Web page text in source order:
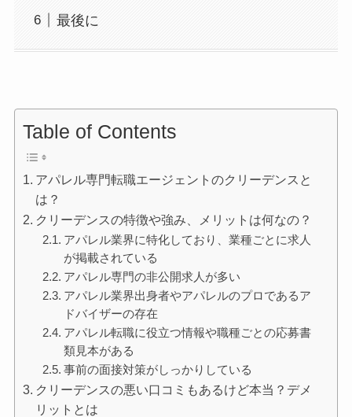
最後に
Table of Contents
アパレル専門転職エージェントのクリーデンスと
は？
クリーデンスの特徴や強み、メリットは何なの？
アパレル業界に特化しており、業種ごとに求人
が掲載されている
アパレル専門の非公開求人が多い
アパレル業界出身者やアパレルのプロであるア
ドバイザーの存在
アパレル転職に役立つ情報や職種ごとの応募書
類見本がある
事前の面接対策がしっかりしている
クリーデンスの悪い口コミもあるけど本当？デメ
リットとは